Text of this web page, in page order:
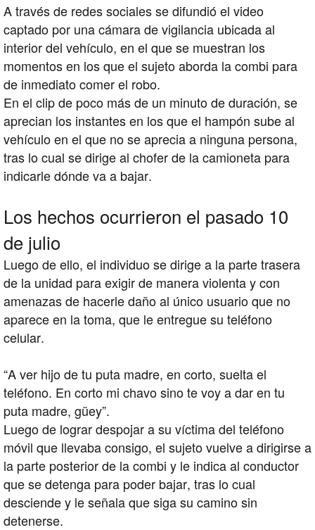
A través de redes sociales se difundió el video
captado por una cámara de vigilancia ubicada al
interior del vehículo, en el que se muestran los
momentos en los que el sujeto aborda la combi para
de inmediato comer el robo.
En el clip de poco más de un minuto de duración, se
aprecian los instantes en los que el hampón sube al
vehículo en el que no se aprecia a ninguna persona,
tras lo cual se dirige al chofer de la camioneta para
indicarle dónde va a bajar.
Los hechos ocurrieron el pasado 10
de julio
Luego de ello, el individuo se dirige a la parte trasera
de la unidad para exigir de manera violenta y con
amenazas de hacerle daño al único usuario que no
aparece en la toma, que le entregue su teléfono
celular.
“A ver hijo de tu puta madre, en corto, suelta el
teléfono. En corto mi chavo sino te voy a dar en tu
puta madre, güey”.
Luego de lograr despojar a su víctima del teléfono
móvil que llevaba consigo, el sujeto vuelve a dirigirse a
la parte posterior de la combi y le indica al conductor
que se detenga para poder bajar, tras lo cual
desciende y le señala que siga su camino sin
detenerse.